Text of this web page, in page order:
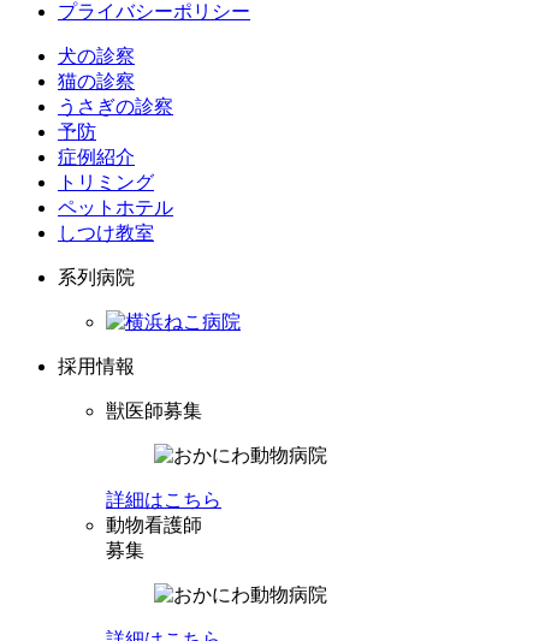
プライバシーポリシー
犬の診察
猫の診察
うさぎの診察
予防
症例紹介
トリミング
ペットホテル
しつけ教室
系列病院
採用情報
獣医師募集
詳細はこちら
動物看護師
募集